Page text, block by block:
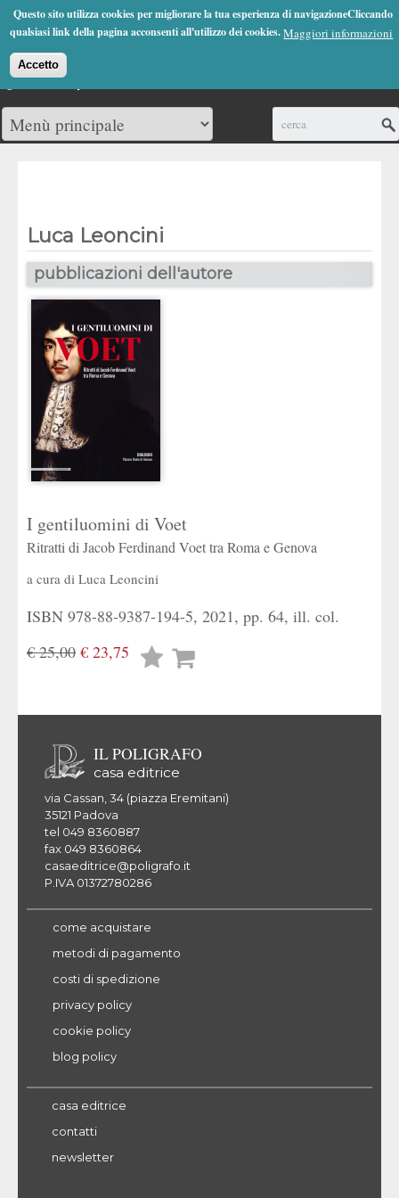
Questo sito utilizza cookies per migliorare la tua esperienza di navigazioneCliccando
qualsiasi link della pagina acconsenti all'utilizzo dei cookies.Maggiori informazioni
Accetto
Jump to Navigation
(0)
Luca Leoncini
pubblicazioni dell'autore
I gentiluomini di Voet
Ritratti di Jacob Ferdinand Voet tra Roma e Genova
a cura di Luca Leoncini
ISBN 978-88-9387-194-5, 2021, pp. 64, ill. col.
€ 25,00 € 23,75
Lista
IL POLIGRAFO
casa editrice
via Cassan, 34 (piazza Eremitani)
35121 Padova
tel 049 8360887
fax 049 8360864
casaeditrice@poligrafo.it
P.IVA 01372780286
come acquistare
metodi di pagamento
costi di spedizione
privacy policy
cookie policy
blog policy
casa editrice
contatti
newsletter